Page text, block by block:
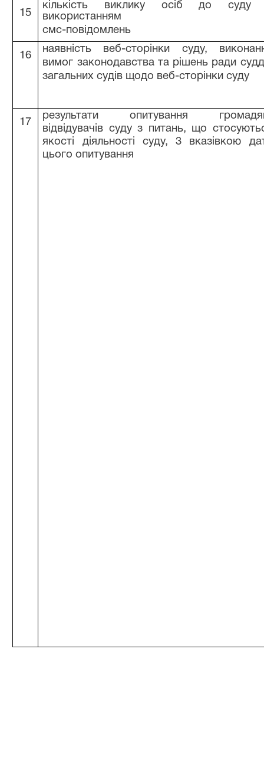
15
кількість виклику осіб до суду
використанням
смс-повідомлень
16
наявність веб-сторінки суду,
вимог законодавства та рішень ради
загальних судів щодо веб-сторінки суду
17
результати опитування
відвідувачів суду з питань, що
якості діяльності суду, 3 вказівкою
цього опитування